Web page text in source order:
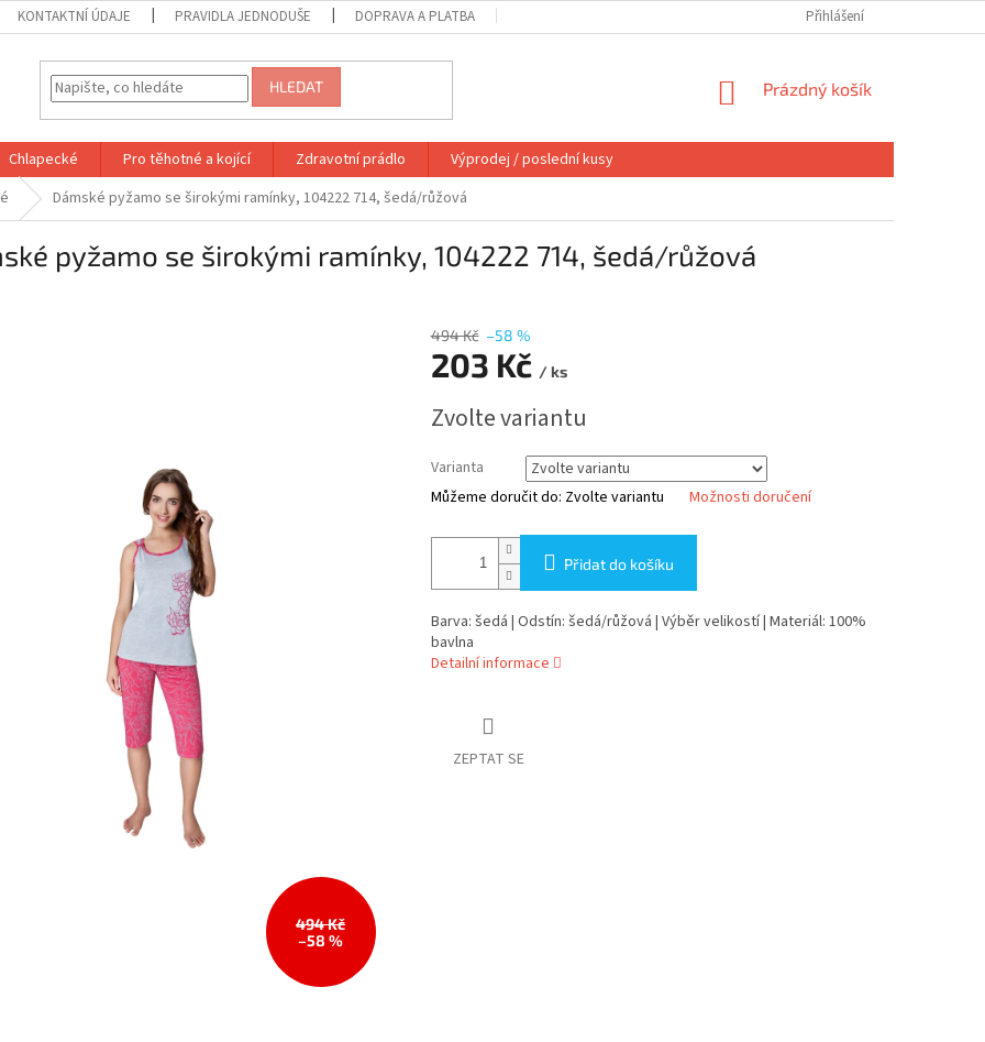
KONTAKTNÍ ÚDAJE PRAVIDLA JEDNODUŠE DOPRAVA A PLATBA VÝMĚNA NEBO VRÁCENÍ
Přihlášení
HLEDAT
NÁKUPNÍ
Prázdný košík
Chlapecké Pro těhotné a kojící Zdravotní prádlo
Výprodej / poslední kusy
Dámské pyžamo se širokými ramínky, 104222 714, šedá/růžová
pyžamo se širokými ramínky, 104222 714, šedá/růžová
494 Kč
–58 %
494 Kč –58 %
203 Kč / ks
cena:
Zvolte variantu
Varianta
Můžeme doručit do: Zvolte variantu Možnosti doručení
Přidat do košíku
Barva: šedá | Odstín: šedá/růžová | Výběr velikostí | Materiál: 100%
bavlna
Detailní informace
ZEPTAT SE